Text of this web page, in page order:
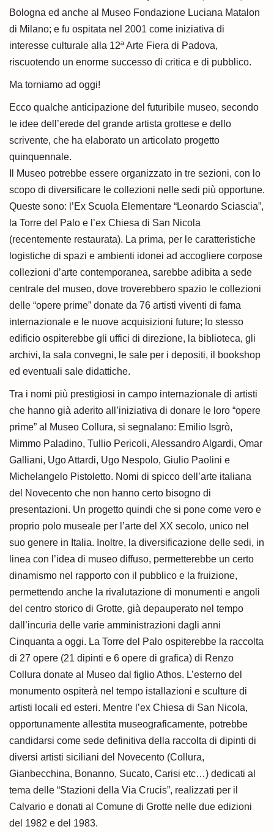
Bologna ed anche al Museo Fondazione Luciana Matalon
di Milano; e fu ospitata nel 2001 come iniziativa di
interesse culturale alla 12ª Arte Fiera di Padova,
riscuotendo un enorme successo di critica e di pubblico.
Ma torniamo ad oggi!
Ecco qualche anticipazione del futuribile museo, secondo
le idee dell’erede del grande artista grottese e dello
scrivente, che ha elaborato un articolato progetto
quinquennale.
Il Museo potrebbe essere organizzato in tre sezioni, con lo
scopo di diversificare le collezioni nelle sedi più opportune.
Queste sono: l’Ex Scuola Elementare “Leonardo Sciascia”,
la Torre del Palo e l’ex Chiesa di San Nicola
(recentemente restaurata). La prima, per le caratteristiche
logistiche di spazi e ambienti idonei ad accogliere corpose
collezioni d’arte contemporanea, sarebbe adibita a sede
centrale del museo, dove troverebbero spazio le collezioni
delle “opere prime” donate da 76 artisti viventi di fama
internazionale e le nuove acquisizioni future; lo stesso
edificio ospiterebbe gli uffici di direzione, la biblioteca, gli
archivi, la sala convegni, le sale per i depositi, il bookshop
ed eventuali sale didattiche.
Tra i nomi più prestigiosi in campo internazionale di artisti
che hanno già aderito all’iniziativa di donare le loro “opere
prime” al Museo Collura, si segnalano: Emilio Isgrò,
Mimmo Paladino, Tullio Pericoli, Alessandro Algardi, Omar
Galliani, Ugo Attardi, Ugo Nespolo, Giulio Paolini e
Michelangelo Pistoletto. Nomi di spicco dell’arte italiana
del Novecento che non hanno certo bisogno di
presentazioni. Un progetto quindi che si pone come vero e
proprio polo museale per l’arte del XX secolo, unico nel
suo genere in Italia. Inoltre, la diversificazione delle sedi, in
linea con l’idea di museo diffuso, permetterebbe un certo
dinamismo nel rapporto con il pubblico e la fruizione,
permettendo anche la rivalutazione di monumenti e angoli
del centro storico di Grotte, già depauperato nel tempo
dall’incuria delle varie amministrazioni dagli anni
Cinquanta a oggi. La Torre del Palo ospiterebbe la raccolta
di 27 opere (21 dipinti e 6 opere di grafica) di Renzo
Collura donate al Museo dal figlio Athos. L’esterno del
monumento ospiterà nel tempo istallazioni e sculture di
artisti locali ed esteri. Mentre l’ex Chiesa di San Nicola,
opportunamente allestita museograficamente, potrebbe
candidarsi come sede definitiva della raccolta di dipinti di
diversi artisti siciliani del Novecento (Collura,
Gianbecchina, Bonanno, Sucato, Carisi etc…) dedicati al
tema delle “Stazioni della Via Crucis”, realizzati per il
Calvario e donati al Comune di Grotte nelle due edizioni
del 1982 e del 1983.